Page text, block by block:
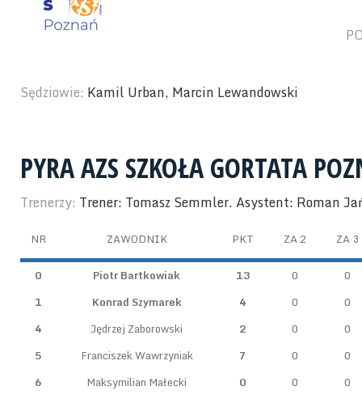
Sędziowie: Kamil Urban, Marcin Lewandowski
PYRA AZS SZKOŁA GORTATA
Trenerzy: Trener: Tomasz Semmler. Asystent: Roman
NR ZAWODNIK PKT ZA 2 ZA 3
0 Piotr Bartkowiak 13 0
0
1
Konrad Szymarek 4 0
0
4
Jędrzej Zaborowski 2 0
0
5
Franciszek Wawrzyniak 7 0
0
6
Maksymilian Małecki 0 0
0